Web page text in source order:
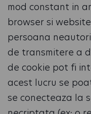
mod constant in
browser si
persoana
de transmitere a
de cookie pot fi
acest lucru se
se conecteaza la